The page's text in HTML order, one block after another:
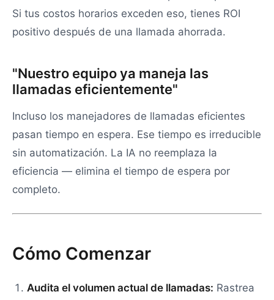
Si tus costos horarios exceden eso, tienes ROI
positivo después de una llamada ahorrada.
"Nuestro equipo ya maneja las
llamadas eficientemente"
Incluso los manejadores de llamadas eficientes
pasan tiempo en espera. Ese tiempo es irreducible
sin automatización. La IA no reemplaza la
eficiencia — elimina el tiempo de espera por
completo.
Cómo Comenzar
Audita el volumen actual de llamadas: Rastrea